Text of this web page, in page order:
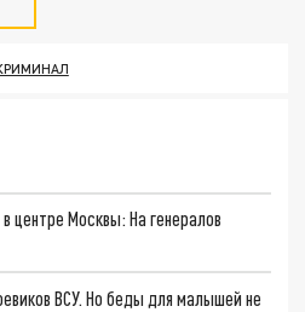
центре Москвы: На генералов
ВСУ. Но беды для малышей не